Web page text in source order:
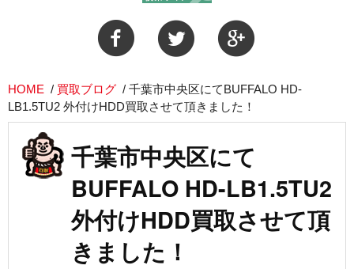
HOME / 買取ブログ / 千葉市中央区にてBUFFALO HD-
LB1.5TU2 外付けHDD買取させて頂きました！
千葉市中央区にて
BUFFALO HD-LB1.5TU2
外付けHDD買取させて頂
きました！